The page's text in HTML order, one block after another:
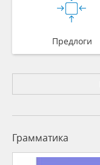
Предлоги
Грамматика